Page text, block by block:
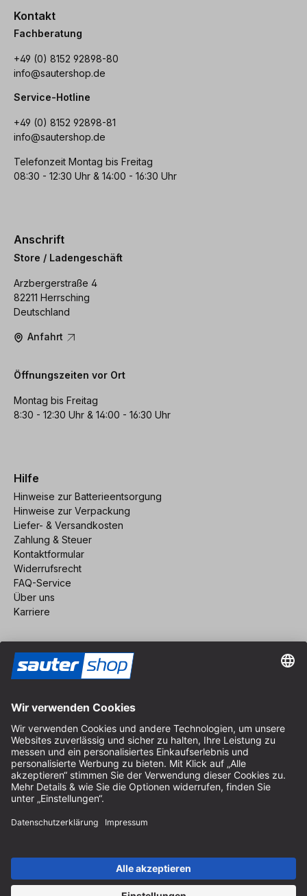
Kontakt
Fachberatung
+49 (0) 8152 92898-80
info@sautershop.de
Service-Hotline
+49 (0) 8152 92898-81
info@sautershop.de
Telefonzeit Montag bis Freitag
08:30 - 12:30 Uhr & 14:00 - 16:30 Uhr
Anschrift
Store / Ladengeschäft
Arzbergerstraße 4
82211 Herrsching
Deutschland
Anfahrt
Öffnungszeiten vor Ort
Montag bis Freitag
8:30 - 12:30 Uhr & 14:00 - 16:30 Uhr
Hilfe
Hinweise zur Batterieentsorgung
Hinweise zur Verpackung
Liefer- & Versandkosten
Zahlung & Steuer
Kontaktformular
Widerrufsrecht
FAQ-Service
Über uns
Karriere
Impressum
AGB
Datenschutz
Cookie-Einstellungen
© 2026 sauter GmbH
* kostenloser Versand ab 150 Euro Bestellwert innerhalb
Deutschlands für die Standard-Paketgrößen - ausgenommen
Sperrgut und Fracht
In Abh. des Lieferlandes kann die MwSt. an der Kasse variieren.